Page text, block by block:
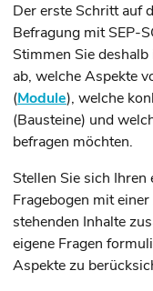
Der erste Schritt auf
Befragung mit SEP-
Stimmen Sie
ab, welche Aspekte
(Module), welche
(Bausteine) und
befragen möchten.
Stellen Sie sich
Fragebogen mit
stehenden Inhalte
eigene Fragen
Aspekte zu